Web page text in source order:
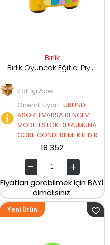
Birlik
Birlik Oyuncak Eğitici Piyanolu Ayıcık
Koli İçi Adet :
Önemli Uyarı : ÜRÜNDE
ASORTİ VARSA RENGİ VE
MODELİ STOK DURUMUNA
GÖRE GÖNDERİLMEKTEDİR.
18 352
Fiyatları görebilmek için BAYİ
olmalısınız.
Yeni Ürün